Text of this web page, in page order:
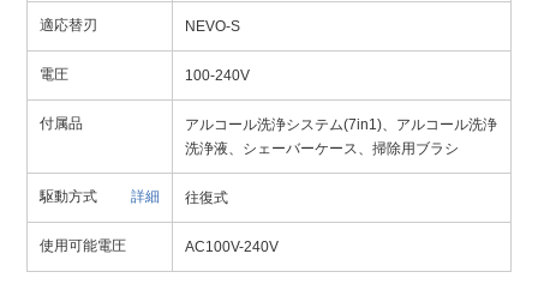
適応替刃 NEVO-S
電圧 100-240V
付属品
アルコール洗浄システム(7in1)、アルコール洗浄
洗浄液、シェーバーケース、掃除用ブラシ
駆動方式 詳細 往復式
使用可能電圧 AC100V-240V